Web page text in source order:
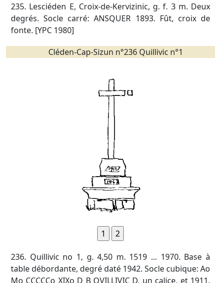
235. Lesciéden E, Croix-de-Kervizinic, g. f. 3 m. Deux
degrés. Socle carré: ANSQUER 1893. Fût, croix de
fonte. [YPC 1980]
Cléden-Cap-Sizun n°236 Quillivic n°1
236. Quillivic no 1, g. 4,50 m. 1519 ... 1970. Base à
table débordante, degré daté 1942. Socle cubique: Ao
Mo CCCCCo XIXo D B QVILLIVIC D, un calice, et 1911.